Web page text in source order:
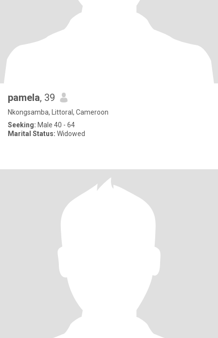
pamela, 39
Nkongsamba, Littoral, Cameroon
Seeking: Male 40 - 64
Marital Status: Widowed